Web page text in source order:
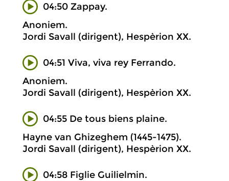
04:50 Zappay.
Anoniem.
Jordi Savall (dirigent), Hespèrion XX.
04:51 Viva, viva rey Ferrando.
Anoniem.
Jordi Savall (dirigent), Hespèrion XX.
04:55 De tous biens plaine.
Hayne van Ghizeghem (1445-1475).
Jordi Savall (dirigent), Hespèrion XX.
04:58 Figlie Guilielmin.